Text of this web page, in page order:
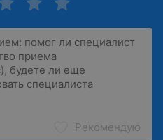
Рекомендую